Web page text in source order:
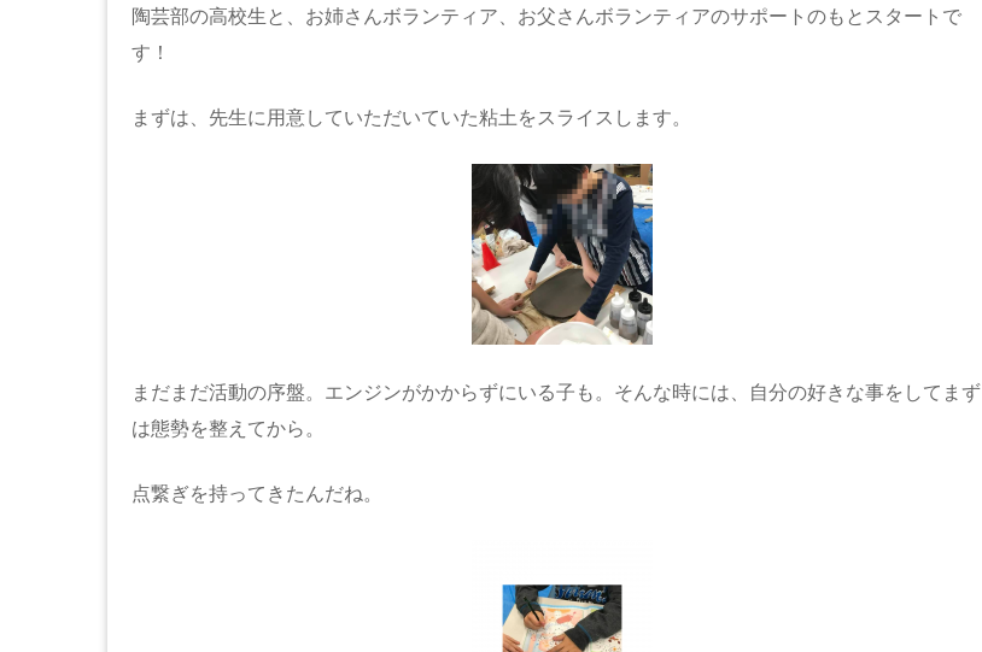
陶芸部の高校生と、お姉さんボランティア、お父さんボランティアのサポートのもとスタートで
す！
まずは、先生に用意していただいていた粘土をスライスします。
まだまだ活動の序盤。エンジンがかからずにいる子も。そんな時には、自分の好きな事をしてまず
は態勢を整えてから。
点繋ぎを持ってきたんだね。